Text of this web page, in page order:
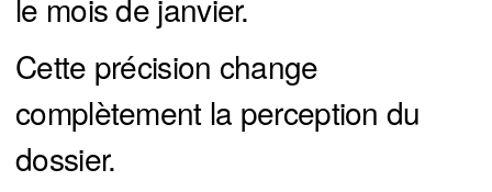
le mois de janvier.
Cette précision change
complètement la perception du
dossier.